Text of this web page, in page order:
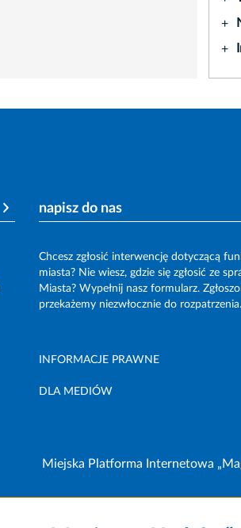
+
+
napisz do nas
Chcesz zgłosić interwencję dotyczącą
miasta? Nie wiesz, gdzie się zgłosić ze
Miasta? Wypełnij nasz formularz.
przekażemy niezwłocznie do rozpatrzenia.
INFORMACJE PRAWNE
DLA MEDIÓW
Miejska Platforma Internetowa